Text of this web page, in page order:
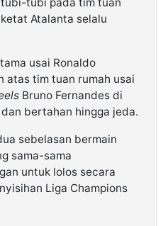
ketat Atalanta selalu
usai Ronaldo
atas tim tuan rumah usai
Bruno Fernandes di
bertahan hingga jeda.
sebelasan bermain
sama-sama
untuk lolos secara
Liga Champions